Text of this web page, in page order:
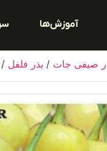
آموزش‌ها
صیفی جات / بذر فلفل /